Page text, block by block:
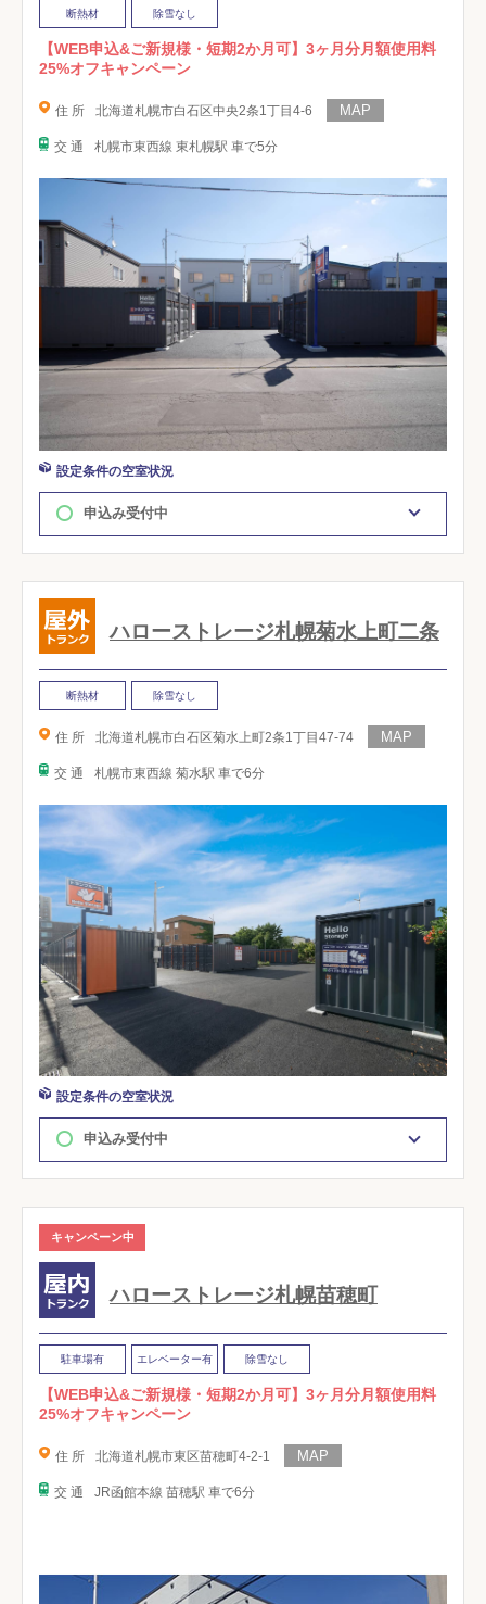
断熱材 除雪なし
【WEB申込&ご新規様・短期2か月可】3ヶ月分月額使用料
25%オフキャンペーン
住 所 北海道札幌市白石区中央2条1丁目4-6
交 通 札幌市東西線 東札幌駅 車で5分
設定条件の空室状況
申込み受付中
ハローストレージ札幌菊水上町二条
断熱材 除雪なし
住 所 北海道札幌市白石区菊水上町2条1丁目47-74
交 通 札幌市東西線 菊水駅 車で6分
設定条件の空室状況
申込み受付中
キャンペーン中
ハローストレージ札幌苗穂町
駐車場有 エレベーター有 除雪なし
【WEB申込&ご新規様・短期2か月可】3ヶ月分月額使用料
25%オフキャンペーン
住 所 北海道札幌市東区苗穂町4-2-1
交 通 JR函館本線 苗穂駅 車で6分